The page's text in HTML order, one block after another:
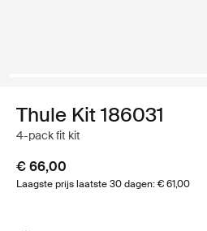
Thule Kit 186031
4-pack fit kit
€ 66,00
Laagste prijs laatste 30 dagen: € 61,00